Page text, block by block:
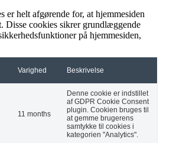
er helt afgørende for, at hjemmesiden
Disse cookies sikrer grundlæggende
på hjemmesiden,
Varighed Beskrivelse
11 months
Denne cookie er indstillet
af GDPR Cookie Consent
plugin. Cookien bruges til
at gemme brugerens
samtykke til cookies i
kategorien "Analytics".